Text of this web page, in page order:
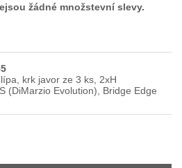
žádné množstevní slevy.
krk javor ze 3 ks, 2xH
(DiMarzio Evolution), Bridge Edge